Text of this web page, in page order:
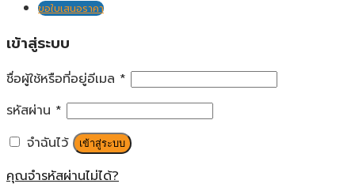
ขอใบเสนอราคา
เข้าสู่ระบบ
ชื่อผู้ใช้หรือที่อยู่อีเมล *
รหัสผ่าน *
จำฉันไว้
เข้าสู่ระบบ
คุณจำรหัสผ่านไม่ได้?